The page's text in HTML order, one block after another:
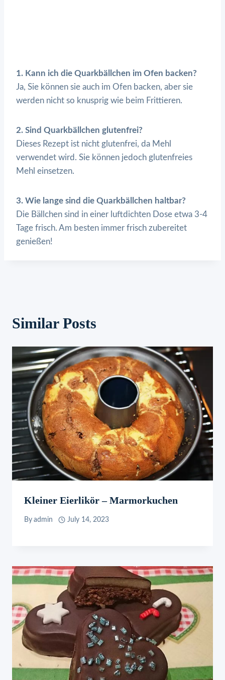
1. Kann ich die Quarkbällchen im Ofen backen?
Ja, Sie können sie auch im Ofen backen, aber sie
werden nicht so knusprig wie beim Frittieren.
2. Sind Quarkbällchen glutenfrei?
Dieses Rezept ist nicht glutenfrei, da Mehl
verwendet wird. Sie können jedoch glutenfreies
Mehl einsetzen.
3. Wie lange sind die Quarkbällchen haltbar?
Die Bällchen sind in einer luftdichten Dose etwa 3-4
Tage frisch. Am besten immer frisch zubereitet
genießen!
Similar Posts
Kleiner Eierlikör – Marmorkuchen
By admin July 14, 2023